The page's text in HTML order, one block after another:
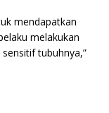
mendapatkan
melakukan
tubuhnya,”